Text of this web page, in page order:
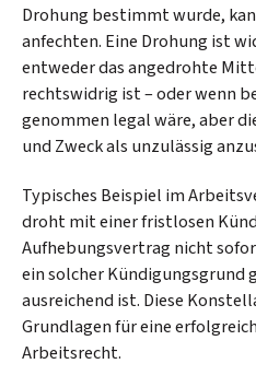
Drohung bestimmt wurde,
anfechten. Eine Drohung ist
entweder das angedrohte
rechtswidrig ist – oder wenn
genommen legal wäre, aber
und Zweck als unzulässig
Typisches Beispiel im
droht mit einer fristlosen
Aufhebungsvertrag nicht
ein solcher
ausreichend ist. Diese
Grundlagen für eine
Arbeitsrecht.